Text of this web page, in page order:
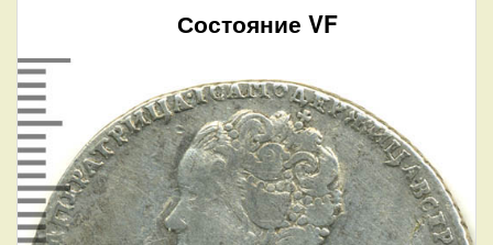
Состояние VF